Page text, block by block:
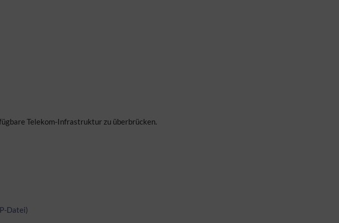
Telekom-Infrastruktur zu überbrücken.
Datei)